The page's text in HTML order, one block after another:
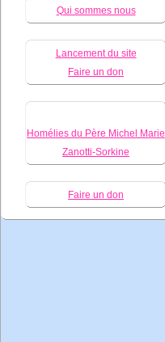
Qui sommes nous
Lancement du site
Faire un don
Homélies du Père Michel Marie
Zanotti-Sorkine
Faire un don